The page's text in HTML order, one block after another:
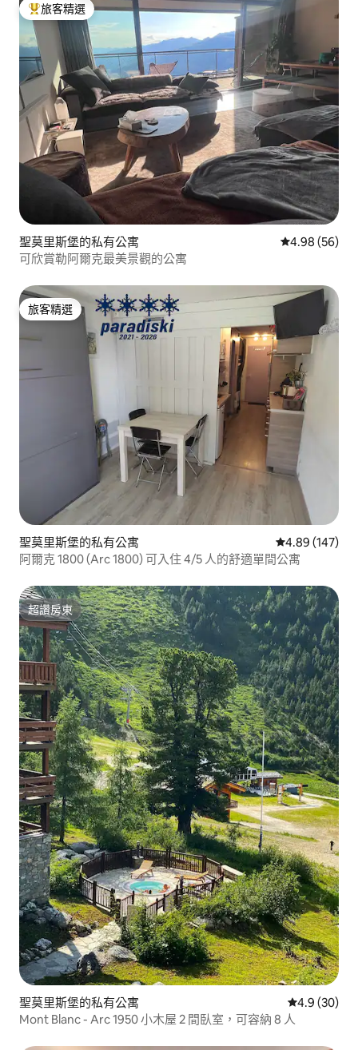
旅客精選榜首
旅客精選
聖莫里斯堡的私有公寓 從 56 則評價
4.98 (56)
可欣賞勒阿爾克最美景觀的公寓
旅客精選
旅客精選
聖莫里斯堡的私有公寓 從 147 則評價
4.89 (147)
阿爾克 1800 (Arc 1800) 可入住 4/5 人的舒適單間公寓
超讚房東
超讚房東
聖莫里斯堡的私有公寓 從 30 則評
4.9 (30)
Mont Blanc - Arc 1950 小木屋 2 間臥室，可容納 8 人